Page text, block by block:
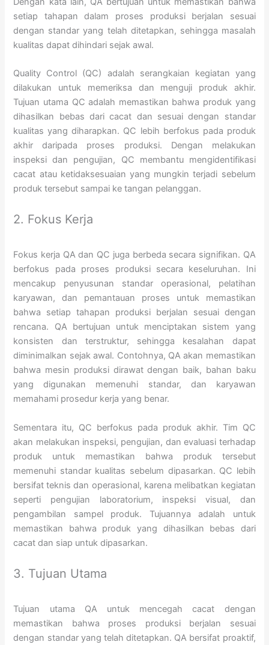
setiap tahapan dalam proses produksi berjalan sesuai
dengan standar yang telah ditetapkan, sehingga masalah
kualitas dapat dihindari sejak awal.
Quality Control (QC) adalah serangkaian kegiatan yang
dilakukan untuk memeriksa dan menguji produk akhir.
Tujuan utama QC adalah memastikan bahwa produk yang
dihasilkan bebas dari cacat dan sesuai dengan standar
kualitas yang diharapkan. QC lebih berfokus pada produk
akhir daripada proses produksi. Dengan melakukan
inspeksi dan pengujian, QC membantu mengidentifikasi
cacat atau ketidaksesuaian yang mungkin terjadi sebelum
produk tersebut sampai ke tangan pelanggan.
2. Fokus Kerja
Fokus kerja QA dan QC juga berbeda secara signifikan. QA
berfokus pada proses produksi secara keseluruhan. Ini
mencakup penyusunan standar operasional, pelatihan
karyawan, dan pemantauan proses untuk memastikan
bahwa setiap tahapan produksi berjalan sesuai dengan
rencana. QA bertujuan untuk menciptakan sistem yang
konsisten dan terstruktur, sehingga kesalahan dapat
diminimalkan sejak awal. Contohnya, QA akan memastikan
bahwa mesin produksi dirawat dengan baik, bahan baku
yang digunakan memenuhi standar, dan karyawan
memahami prosedur kerja yang benar.
Sementara itu, QC berfokus pada produk akhir. Tim QC
akan melakukan inspeksi, pengujian, dan evaluasi terhadap
produk untuk memastikan bahwa produk tersebut
memenuhi standar kualitas sebelum dipasarkan. QC lebih
bersifat teknis dan operasional, karena melibatkan kegiatan
seperti pengujian laboratorium, inspeksi visual, dan
pengambilan sampel produk. Tujuannya adalah untuk
memastikan bahwa produk yang dihasilkan bebas dari
cacat dan siap untuk dipasarkan.
3. Tujuan Utama
Tujuan utama QA untuk mencegah cacat dengan
memastikan bahwa proses produksi berjalan sesuai
dengan standar yang telah ditetapkan. QA bersifat proaktif,